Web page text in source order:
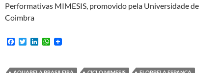
Performativas MIMESIS, promovido pela Universidade de
Coimbra
F
T
W